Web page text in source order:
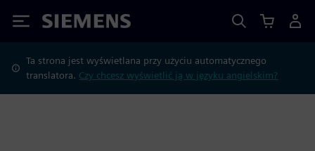
Siemens
Ta strona jest wyświetlana przy użyciu automatycznego
translatora. Czy chcesz wyświetlić ją w języku angielskim?